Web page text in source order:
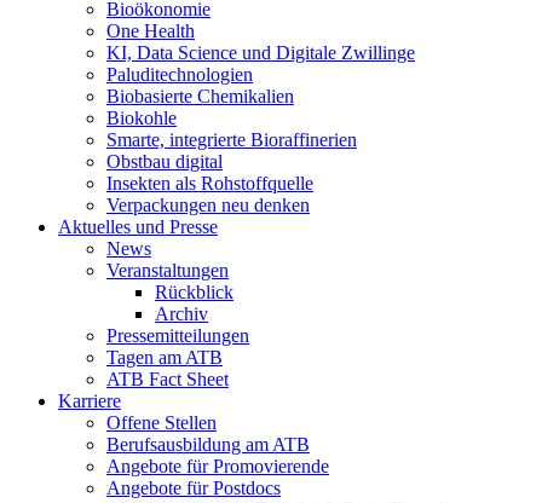
Bioökonomie
One Health
KI, Data Science und Digitale Zwillinge
Paluditechnologien
Biobasierte Chemikalien
Biokohle
Smarte, integrierte Bioraffinerien
Obstbau digital
Insekten als Rohstoffquelle
Verpackungen neu denken
Aktuelles und Presse
News
Veranstaltungen
Rückblick
Archiv
Pressemitteilungen
Tagen am ATB
ATB Fact Sheet
Karriere
Offene Stellen
Berufsausbildung am ATB
Angebote für Promovierende
Angebote für Postdocs